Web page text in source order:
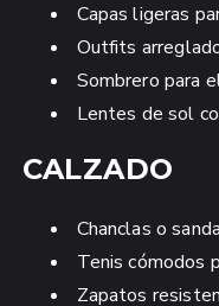
Capas ligeras
Outfits
Sombrero para
Lentes de sol
CALZADO
Chanclas o
Tenis cómodos
Zapatos